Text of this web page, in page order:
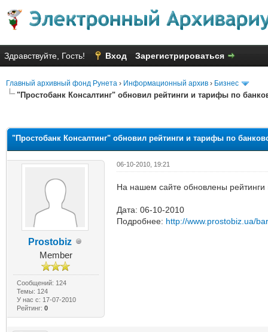
Здравствуйте, Гость! Вход Зарегистрироваться
Главный архивный фонд Рунета › Информационный архив › Бизнес
"Простобанк Консалтинг" обновил рейтинги и тарифы по
"Простобанк Консалтинг" обновил рейтинги и тарифы по
Prostobiz
Member
Сообщений: 124
Темы: 124
У нас с: 17-07-2010
Рейтинг: 0
06-10-2010, 19:21
На нашем сайте обновлены рейтинги
Дата: 06-10-2010
Подробнее: http://www.prostobiz.ua/